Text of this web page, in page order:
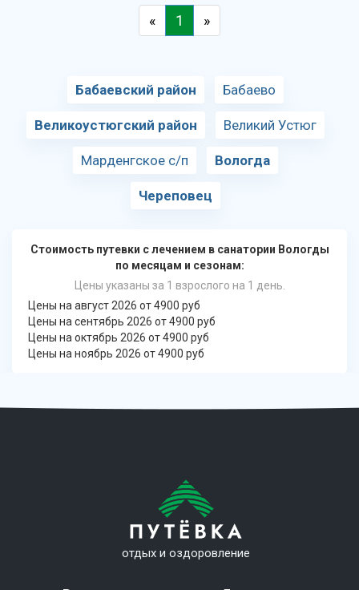
« 1 »
Бабаевский район Бабаево
Великоустюгский район Великий Устюг
Марденгское с/п Вологда
Череповец
Стоимость путевки с лечением в санатории Вологды
по месяцам и сезонам:
Цены указаны за 1 взрослого на 1 день.
Цены на август 2026 от 4900 руб
Цены на сентябрь 2026 от 4900 руб
Цены на октябрь 2026 от 4900 руб
Цены на ноябрь 2026 от 4900 руб
отдых и оздоровление